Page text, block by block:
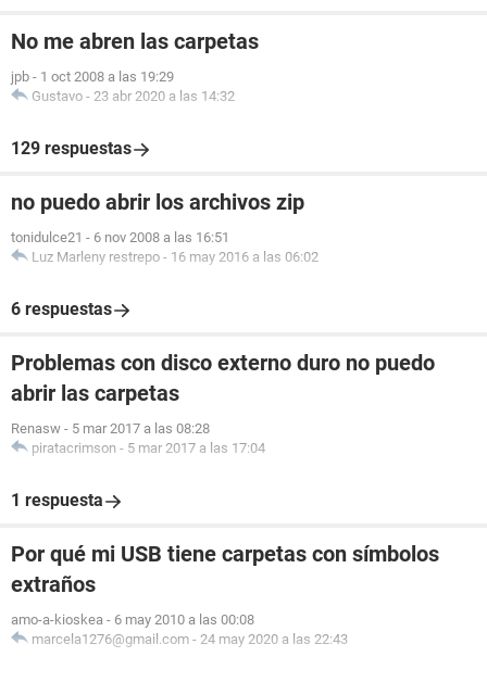
No me abren las carpetas
jpb - 1 oct 2008 a las 19:29
Gustavo - 23 abr 2020 a las 14:32
129 respuestas
no puedo abrir los archivos zip
tonidulce21 - 6 nov 2008 a las 16:51
Luz Marleny restrepo - 16 may 2016 a las 06:02
6 respuestas
Problemas con disco externo duro no puedo
abrir las carpetas
Renasw - 5 mar 2017 a las 08:28
piratacrimson - 5 mar 2017 a las 17:04
1 respuesta
Por qué mi USB tiene carpetas con símbolos
extraños
amo-a-kioskea - 6 may 2010 a las 00:08
marcela1276@gmail.com - 24 may 2020 a las 22:43